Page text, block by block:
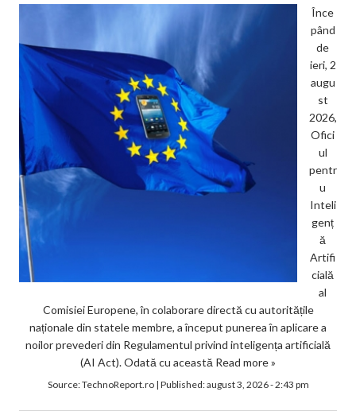
Înce
pând
de
ieri, 2
augu
st
2026,
Ofici
ul
pentr
u
Inteli
genț
ă
Artifi
cială
al
Comisiei Europene, în colaborare directă cu autoritățile
naționale din statele membre, a început punerea în aplicare a
noilor prevederi din Regulamentul privind inteligența artificială
(AI Act). Odată cu această Read more »
Source:TechnoReport.ro| Published:august 3, 2026 - 2:43 pm